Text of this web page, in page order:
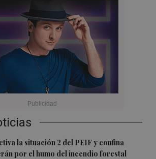
la situación 2 del PEIF y confina
por el humo del incendio forestal